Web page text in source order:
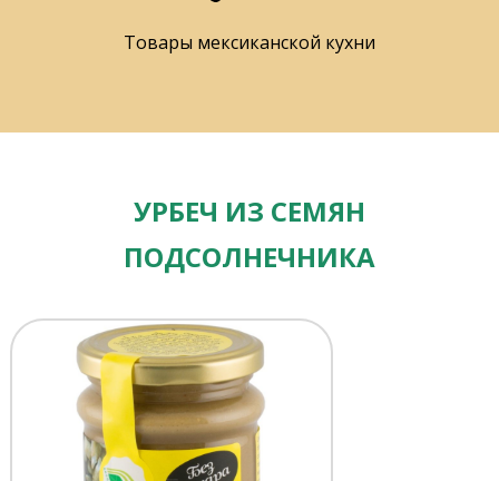
Товары мексиканской кухни
УРБЕЧ ИЗ СЕМЯН
ПОДСОЛНЕЧНИКА